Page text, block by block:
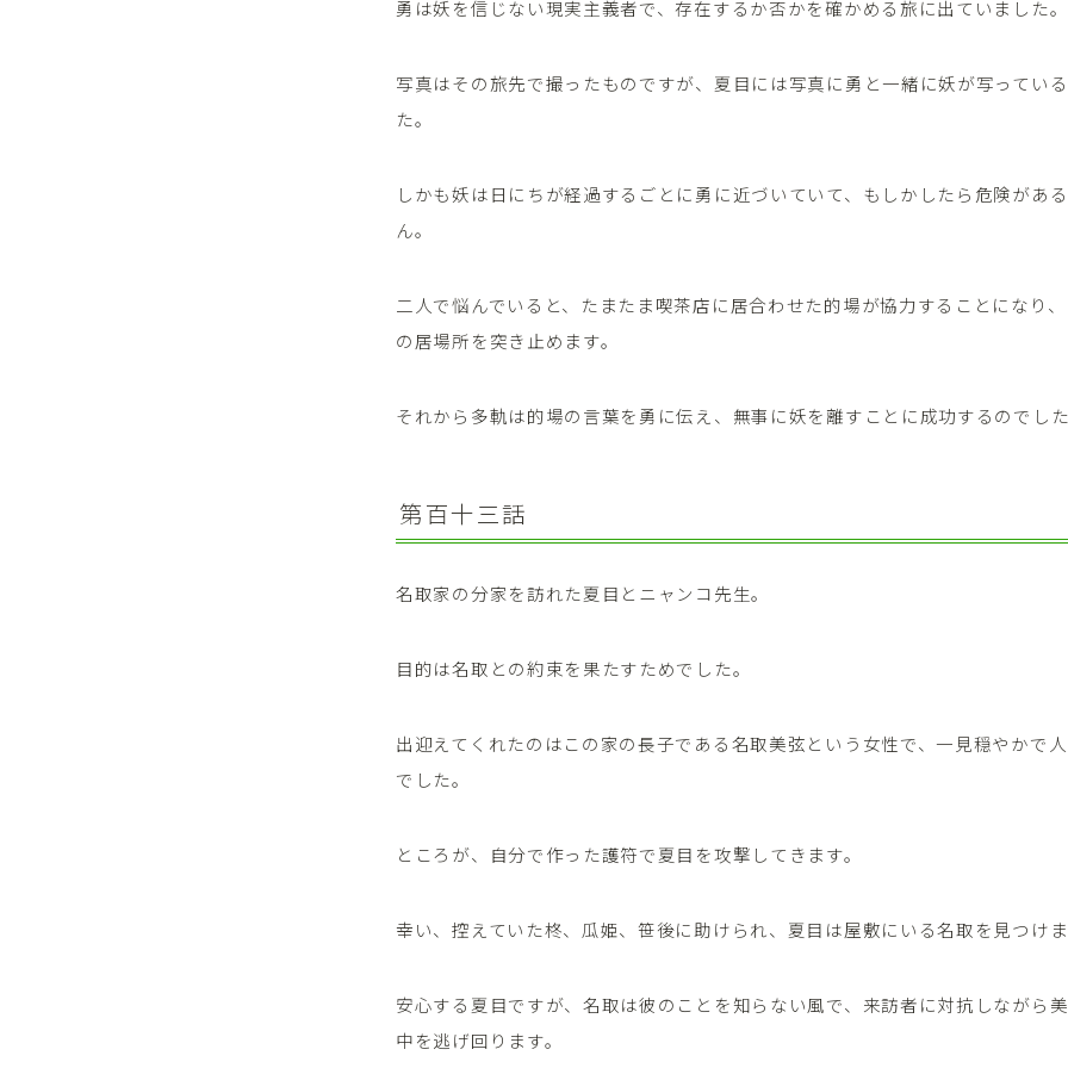
勇は妖を信じない現実主義者で、存在するか否かを確かめる旅に出ていました。
写真はその旅先で撮ったものですが、夏目には写真に勇と一緒に妖が写ってい
た。
しかも妖は日にちが経過するごとに勇に近づいていて、もしかしたら危険があ
ん。
二人で悩んでいると、たまたま喫茶店に居合わせた的場が協力することになり
の居場所を突き止めます。
それから多軌は的場の言葉を勇に伝え、無事に妖を離すことに成功するのでし
第百十三話
名取家の分家を訪れた夏目とニャンコ先生。
目的は名取との約束を果たすためでした。
出迎えてくれたのはこの家の長子である名取美弦という女性で、一見穏やかで
でした。
ところが、自分で作った護符で夏目を攻撃してきます。
幸い、控えていた柊、瓜姫、笹後に助けられ、夏目は屋敷にいる名取を見つけ
安心する夏目ですが、名取は彼のことを知らない風で、来訪者に対抗しながら
中を逃げ回ります。